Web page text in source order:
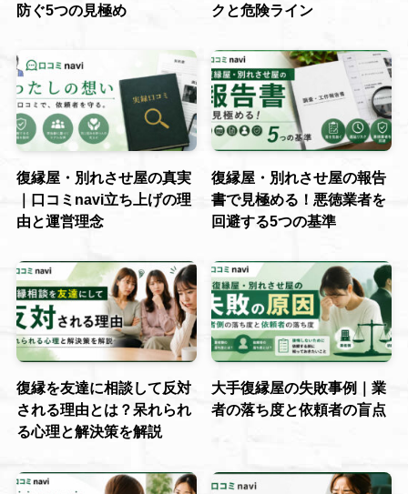
防ぐ5つの見極め
クと危険ライン
復縁屋・別れさせ屋の真実
｜口コミnavi立ち上げの理
由と運営理念
復縁屋・別れさせ屋の報告
書で見極める！悪徳業者を
回避する5つの基準
復縁を友達に相談して反対
される理由とは？呆れられ
る心理と解決策を解説
大手復縁屋の失敗事例｜業
者の落ち度と依頼者の盲点